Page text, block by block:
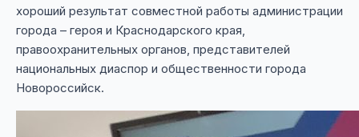
хороший результат совместной работы администрации
города – героя и Краснодарского края,
правоохранительных органов, представителей
национальных диаспор и общественности города
Новороссийск.